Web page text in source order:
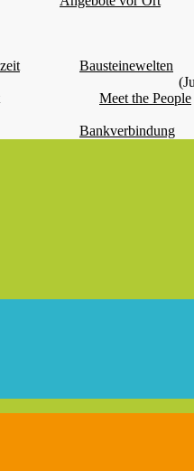
Bausteinewelten
Meet the People
Bankverbindung